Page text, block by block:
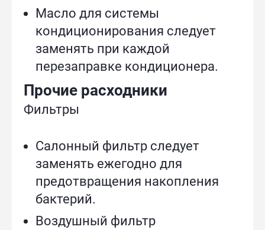
Масло для системы
кондиционирования следует
заменять при каждой
перезаправке кондиционера.
Прочие расходники
Фильтры
Салонный фильтр следует
заменять ежегодно для
предотвращения накопления
бактерий.
Воздушный фильтр